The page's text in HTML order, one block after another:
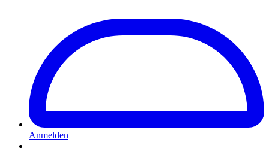
Anmelden